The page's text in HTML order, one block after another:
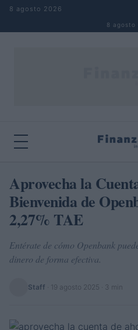
Saltar al contenido
8 agosto 2026
8 agosto
Buscar
Aprovecha la
Bienvenida de
2,27% TAE
Entérate de cómo Openbank
dinero de forma efectiva.
Staff 19 agosto 2025 · 3 min